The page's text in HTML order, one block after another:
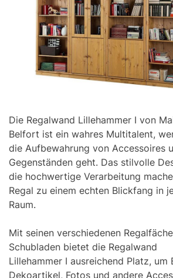
Die Regalwand Lillehammer I von
Belfort ist ein wahres Multitalent,
die Aufbewahrung von Accessoires
Gegenständen geht. Das stilvolle
die hochwertige Verarbeitung
Regal zu einem echten Blickfang in
Raum.
Mit seinen verschiedenen
Schubladen bietet die Regalwand
Lillehammer I ausreichend Platz, um
Dekoartikel, Fotos und andere